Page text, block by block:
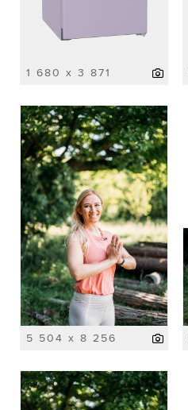
1 680 x 3 871
5 504 x 8 256